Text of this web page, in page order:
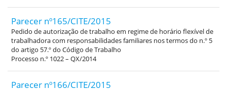
Parecer nº165/CITE/2015
Pedido de autorização de trabalho em regime de horário flexível de
trabalhadora com responsabilidades familiares nos termos do n.º 5
do artigo 57.º do Código de Trabalho
Processo n.º 1022 – QX/2014
Parecer nº166/CITE/2015